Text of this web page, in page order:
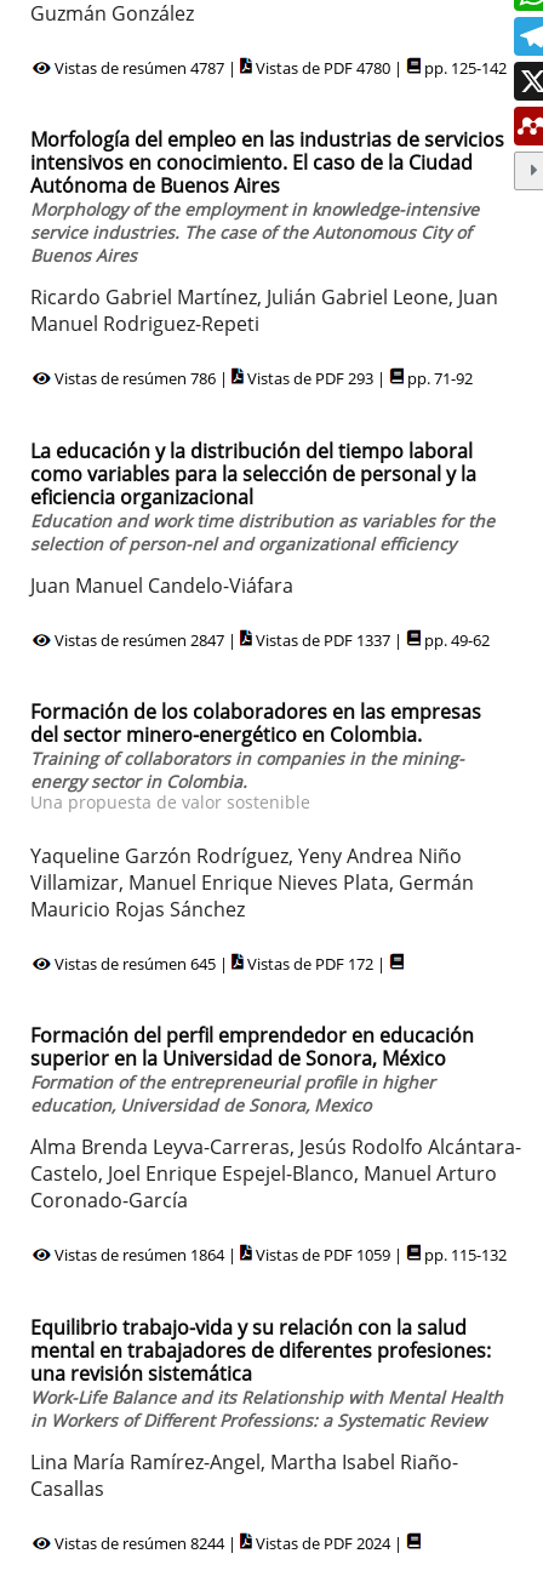
Guzmán González
Vistas de resúmen 4787 | Vistas de PDF 4780 | pp. 125-142
Morfología del empleo en las industrias de servicios
intensivos en conocimiento. El caso de la Ciudad
Autónoma de Buenos Aires
Morphology of the employment in knowledge-intensive
service industries. The case of the Autonomous City of
Buenos Aires
Ricardo Gabriel Martínez, Julián Gabriel Leone, Juan
Manuel Rodriguez-Repeti
Vistas de resúmen 786 | Vistas de PDF 293 | pp. 71-92
La educación y la distribución del tiempo laboral
como variables para la selección de personal y la
eficiencia organizacional
Education and work time distribution as variables for the
selection of person-nel and organizational efficiency
Juan Manuel Candelo-Viáfara
Vistas de resúmen 2847 | Vistas de PDF 1337 | pp. 49-62
Formación de los colaboradores en las empresas
del sector minero-energético en Colombia.
Training of collaborators in companies in the mining-
energy sector in Colombia.
Una propuesta de valor sostenible
Yaqueline Garzón Rodríguez, Yeny Andrea Niño
Villamizar, Manuel Enrique Nieves Plata, Germán
Mauricio Rojas Sánchez
Vistas de resúmen 645 | Vistas de PDF 172 |
Formación del perfil emprendedor en educación
superior en la Universidad de Sonora, México
Formation of the entrepreneurial profile in higher
education, Universidad de Sonora, Mexico
Alma Brenda Leyva-Carreras, Jesús Rodolfo Alcántara-
Castelo, Joel Enrique Espejel-Blanco, Manuel Arturo
Coronado-García
Vistas de resúmen 1864 | Vistas de PDF 1059 | pp. 115-132
Equilibrio trabajo-vida y su relación con la salud
mental en trabajadores de diferentes profesiones:
una revisión sistemática
Work-Life Balance and its Relationship with Mental Health
in Workers of Different Professions: a Systematic Review
Lina María Ramírez-Angel, Martha Isabel Riaño-
Casallas
Vistas de resúmen 8244 | Vistas de PDF 2024 |